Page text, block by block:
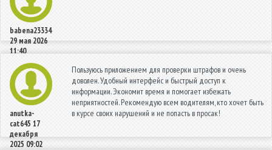
babena23334
29 мая 2026
11:40
anutka-
cat645 17
декабря
2025 09:02
Пользуюсь приложением для проверки штрафов и очень
доволен. Удобный интерфейс и быстрый доступ к
информации. Экономит время и помогает избежать
неприятностей. Рекомендую всем водителям, кто хочет быть
в курсе своих нарушений и не попасть в просак!